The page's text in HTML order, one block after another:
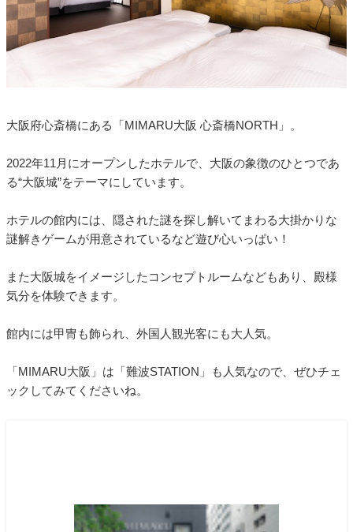
大阪府心斎橋にある「MIMARU大阪 心斎橋NORTH」。
2022年11月にオープンしたホテルで、大阪の象徴のひとつであ
る“大阪城”をテーマにしています。
ホテルの館内には、隠された謎を探し解いてまわる大掛かりな
謎解きゲームが用意されているなど遊び心いっぱい！
また大阪城をイメージしたコンセプトルームなどもあり、殿様
気分を体験できます。
館内には甲冑も飾られ、外国人観光客にも大人気。
「MIMARU大阪」は「難波STATION」も人気なので、ぜひチェ
ックしてみてくださいね。